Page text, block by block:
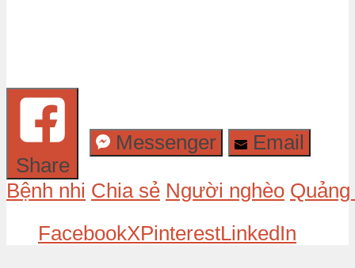
Share
Messenger Email
Bệnh nhi Chia sẻ Người nghèo
FacebookXPinterestLinkedIn